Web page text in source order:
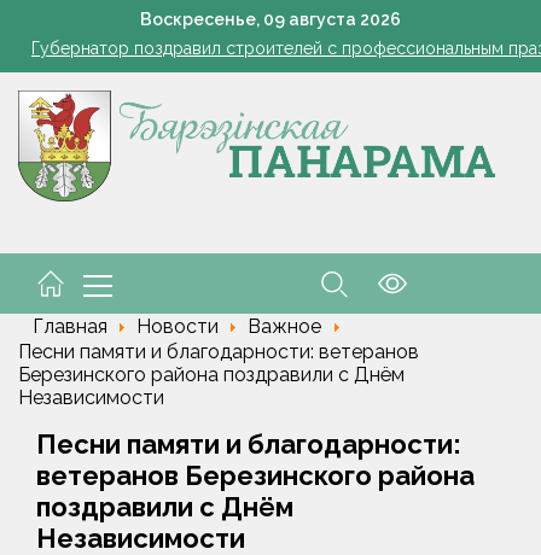
Воскресенье, 09 августа 2026
Губернатор поздравил строителей с профессиональным
В Пинском районе бесправник сбил мопед, его водитель в
жара ушла, но лето не спешит прощаться. Рябов рассказал о
а розацеа обострилась? Врач объяснила, почему
Губернатор поздравил строителей с профессиональным
Главная Новости
Важное
Песни памяти и благодарности: ветеранов
Березинского района поздравили с Днём
Независимости
Песни памяти и благодарности:
ветеранов Березинского района
поздравили с Днём
Независимости